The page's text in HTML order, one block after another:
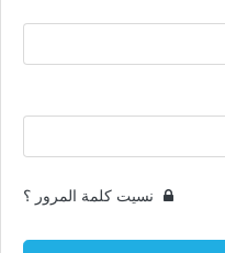
نسيت كلمة المرور ؟